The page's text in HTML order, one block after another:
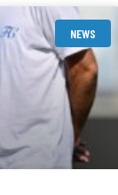
NEWS